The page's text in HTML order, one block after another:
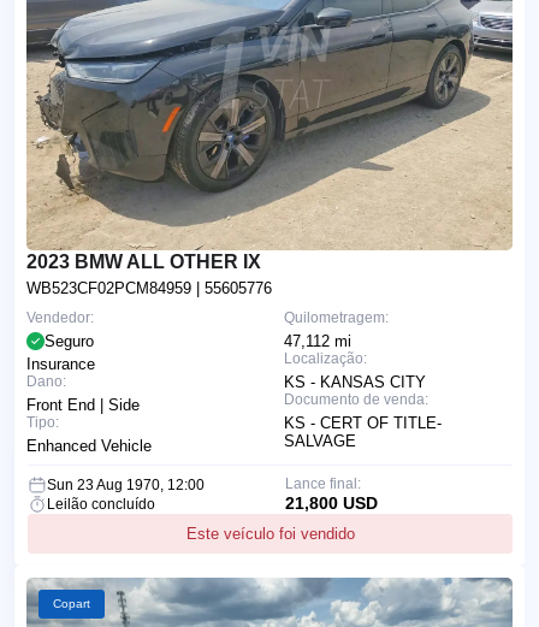
2023 BMW ALL OTHER IX
WB523CF02PCM84959 | 55605776
Quilometragem:
47,112 mi
Localização:
KS - KANSAS CITY
Documento de venda:
KS - CERT OF TITLE-
SALVAGE
Vendedor:
Seguro
Insurance
Dano:
Front End | Side
Tipo:
Enhanced Vehicle
Sun 23 Aug 1970, 12:00
Leilão concluído
Este veículo foi vendido
Lance final:
21,800 USD
Copart